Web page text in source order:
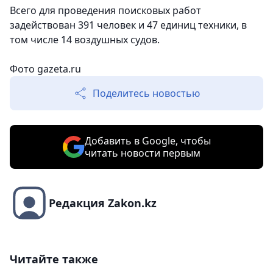
Всего для проведения поисковых работ
задействован 391 человек и 47 единиц техники, в
том числе 14 воздушных судов.
Фото gazeta.ru
Поделитесь новостью
Добавить в Google, чтобы
читать новости первым
Редакция Zakon.kz
Читайте также